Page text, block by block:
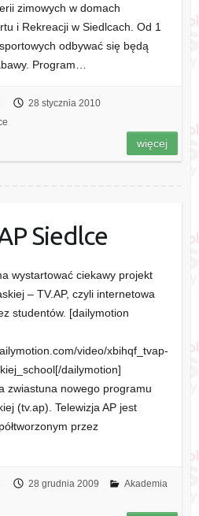
zimowych w domach
i Rekreacji w Siedlcach. Od 1
odbywać się będą
Program…
28 stycznia 2010
więcej
Siedlce
wystartować ciekawy projekt
– TV.AP, czyli internetowa
studentów. [dailymotion
video/xbihqf_tvap-
dailymotion]
zwiastuna nowego programu
(tv.ap). Telewizja AP jest
przez
28 grudnia 2009
Akademia